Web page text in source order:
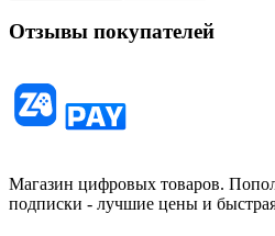
Отзывы покупателей
Магазин цифровых товаров.
подписки - лучшие цены и